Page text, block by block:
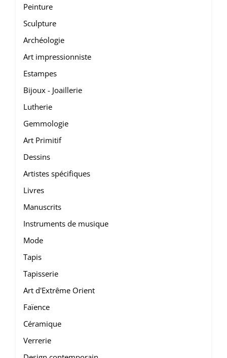
Peinture
Sculpture
Archéologie
Art impressionniste
Estampes
Bijoux - Joaillerie
Lutherie
Gemmologie
Art Primitif
Dessins
Artistes spécifiques
Livres
Manuscrits
Instruments de musique
Mode
Tapis
Tapisserie
Art d'Extrême Orient
Faïence
Céramique
Verrerie